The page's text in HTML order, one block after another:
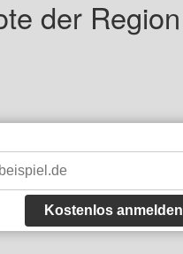
der
Kostenlos anmelden